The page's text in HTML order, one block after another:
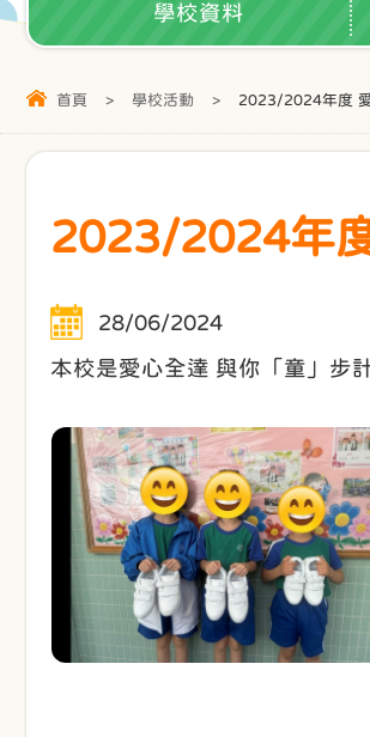
學校資料
首頁 > 學校活動 > 2023/2024年度
2023/2024年
28/06/2024
本校是愛心全達 與你「童」步